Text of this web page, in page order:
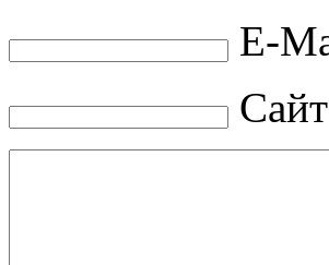
E-
Сайт